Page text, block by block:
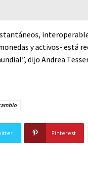
y activos- está
dijo Andrea
Pinterest